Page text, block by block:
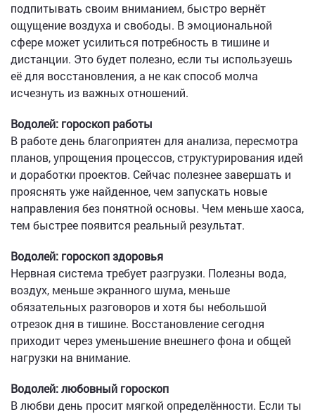
подпитывать своим вниманием, быстро вернёт
ощущение воздуха и свободы. В эмоциональной
сфере может усилиться потребность в тишине и
дистанции. Это будет полезно, если ты используешь
её для восстановления, а не как способ молча
исчезнуть из важных отношений.
Водолей: гороскоп работы
В работе день благоприятен для анализа, пересмотра
планов, упрощения процессов, структурирования идей
и доработки проектов. Сейчас полезнее завершать и
прояснять уже найденное, чем запускать новые
направления без понятной основы. Чем меньше хаоса,
тем быстрее появится реальный результат.
Водолей: гороскоп здоровья
Нервная система требует разгрузки. Полезны вода,
воздух, меньше экранного шума, меньше
обязательных разговоров и хотя бы небольшой
отрезок дня в тишине. Восстановление сегодня
приходит через уменьшение внешнего фона и общей
нагрузки на внимание.
Водолей: любовный гороскоп
В любви день просит мягкой определённости. Если ты